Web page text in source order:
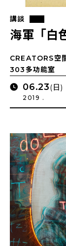
講談
海軍「白
CREATORS空
303多功能室
06.23(日)
2019 .